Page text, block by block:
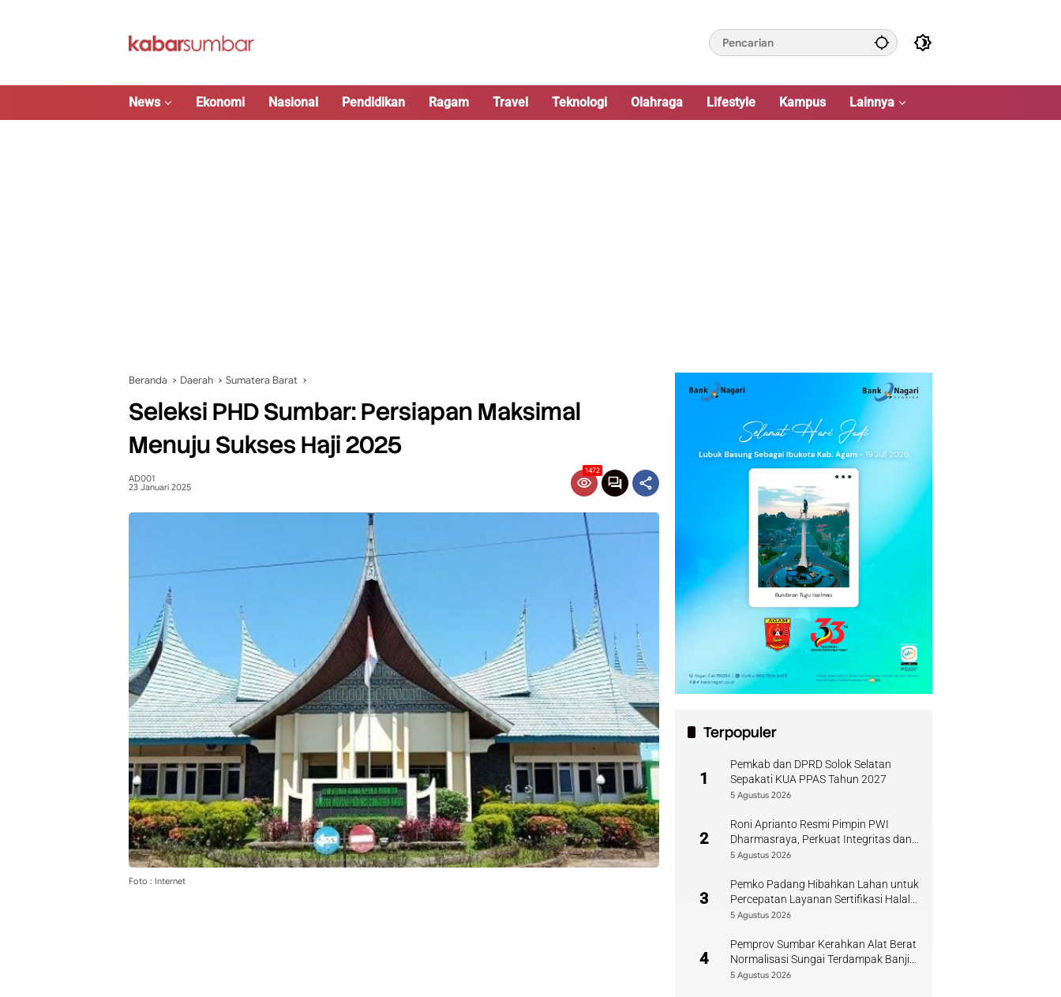
News Ekonomi Nasional Pendidikan Ragam Travel Teknologi Olahraga Lifestyle Kampus Lainnya
Beranda Daerah Sumatera Barat
Seleksi PHD Sumbar: Persiapan Maksimal
Menuju Sukses Haji 2025
AD001
23 Januari 2025
1472
Foto : Internet
Terpopuler
1
Pemkab dan DPRD Solok Selatan
Sepakati KUA PPAS Tahun 2027
5 Agustus 2026
2
Roni Aprianto Resmi Pimpin PWI
Dharmasraya, Perkuat Integritas dan
Kompetensi Jurnalis
5 Agustus 2026
3
Pemko Padang Hibahkan Lahan untuk
Percepatan Layanan Sertifikasi Halal
di Sumbar
5 Agustus 2026
4
Pemprov Sumbar Kerahkan Alat Berat
Normalisasi Sungai Terdampak Banjir
Kuranji
5 Agustus 2026